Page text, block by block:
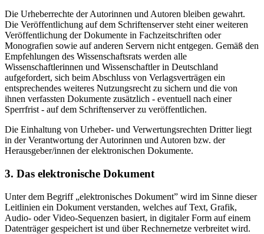
Die Urheberrechte der Autorinnen und Autoren bleiben gewahrt.
Die Veröffentlichung auf dem Schriftenserver steht einer weiteren
Veröffentlichung der Dokumente in Fachzeitschriften oder
Monografien sowie auf anderen Servern nicht entgegen. Gemäß den
Empfehlungen des Wissenschaftsrats werden alle
Wissenschaftlerinnen und Wissenschaftler in Deutschland
aufgefordert, sich beim Abschluss von Verlagsverträgen ein
entsprechendes weiteres Nutzungsrecht zu sichern und die von
ihnen verfassten Dokumente zusätzlich - eventuell nach einer
Sperrfrist - auf dem Schriftenserver zu veröffentlichen.
Die Einhaltung von Urheber- und Verwertungsrechten Dritter liegt
in der Verantwortung der Autorinnen und Autoren bzw. der
Herausgeber/innen der elektronischen Dokumente.
3. Das elektronische Dokument
Unter dem Begriff „elektronisches Dokument” wird im Sinne dieser
Leitlinien ein Dokument verstanden, welches auf Text, Grafik,
Audio- oder Video-Sequenzen basiert, in digitaler Form auf einem
Datenträger gespeichert ist und über Rechnernetze verbreitet wird.